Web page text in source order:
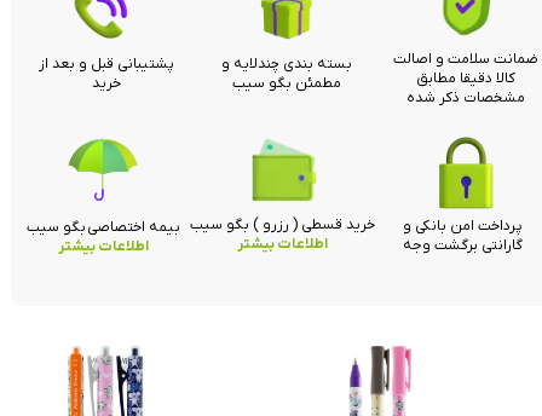
ضمانت سلامت و اصالت
کالا دقیقا مطابق
مشخصات ذکر شده
بسته بندی چندلایه و
مطمئن بگو سیب
پشتیبانی قبل و بعد از
خرید
خرید قسطی ( رزرو ) بگو سیب
اطلاعات بیشتر
پرداخت امن بانکی و
گارانتی برگشت وجه
بیمه اختصاصی بگو سیب
اطلاعات بیشتر